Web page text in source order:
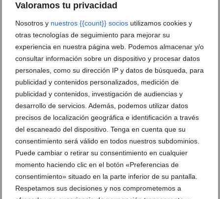
Valoramos tu privacidad
Nosotros y nuestros {{count}} socios utilizamos cookies y
otras tecnologías de seguimiento para mejorar su
experiencia en nuestra página web. Podemos almacenar y/o
consultar información sobre un dispositivo y procesar datos
personales, como su dirección IP y datos de búsqueda, para
publicidad y contenidos personalizados, medición de
publicidad y contenidos, investigación de audiencias y
desarrollo de servicios. Además, podemos utilizar datos
precisos de localización geográfica e identificación a través
del escaneado del dispositivo. Tenga en cuenta que su
consentimiento será válido en todos nuestros subdominios.
Puede cambiar o retirar su consentimiento en cualquier
momento haciendo clic en el botón «Preferencias de
consentimiento» situado en la parte inferior de su pantalla.
Respetamos sus decisiones y nos comprometemos a
Gent de Dénia pide retirar árboles de la ladera del
Castillo para evitar su deterioro
31 de julio de 2026